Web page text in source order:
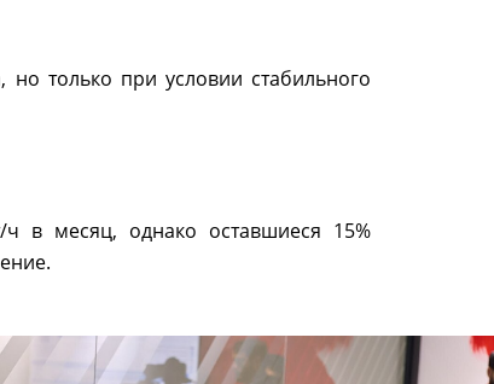
только при условии стабильного
в месяц, однако оставшиеся 15%